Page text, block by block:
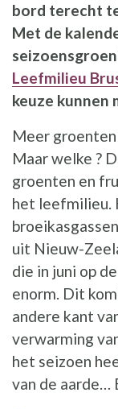
bord terecht
Met de
Leefmilieu
keuze kunnen
Meer
Maar welke ?
groenten en
het leefmilieu.
uit Nieuw-
die in juni op
enorm. Dit
andere kant
verwarming
het seizoen
van de aarde…